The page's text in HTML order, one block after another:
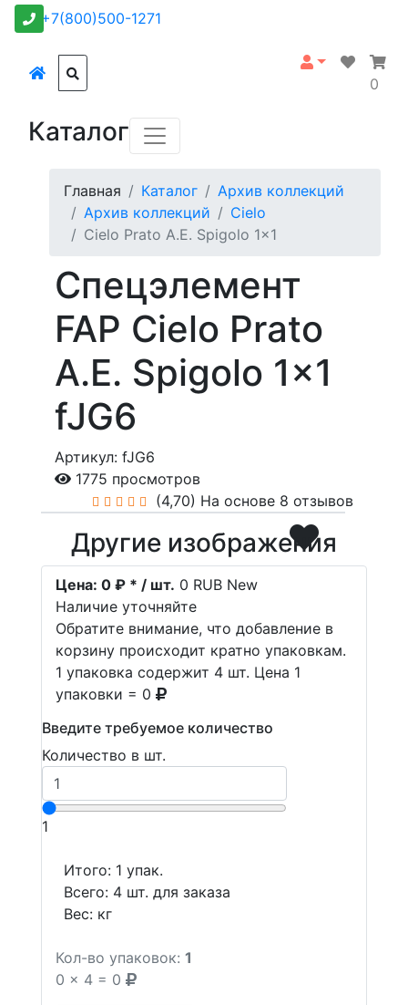
+7(800)500-1271
0
Каталог
Главная Каталог
Архив коллекций
Архив коллекций
Cielo
Cielo Prato A.E. Spigolo 1x1
Спецэлемент
FAP Cielo Prato
A.E. Spigolo 1x1
fJG6
Артикул: fJG6
1775 просмотров
(4,70) На основе 8 отзывов
Другие изображения
Цена: 0 ₽ * / шт. 0 RUB New
Наличие уточняйте
Обратите внимание, что добавление в
корзину происходит кратно упаковкам.
1 упаковка содержит 4 шт. Цена 1
упаковки = 0
Введите требуемое количество
Количество в шт.
1
Итого: 1 упак.
Всего: 4 шт. для заказа
Вес: кг
Кол-во упаковок: 1
0 x 4 = 0